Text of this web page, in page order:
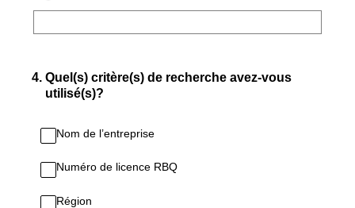
4. Quel(s) critère(s) de recherche avez-vous
utilisé(s)?
Nom de l’entreprise
Numéro de licence RBQ
Région